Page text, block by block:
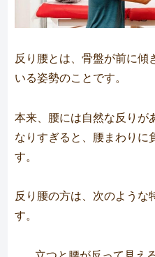
反り腰とは、骨盤が前に傾
いる姿勢のことです。
本来、腰には自然な反りが
なりすぎると、腰まわりに
す。
反り腰の方は、次のような
す。